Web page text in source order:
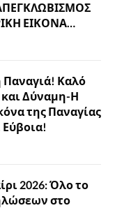
ΕΙΚΟΝΑ…
Παναγιά! Καλό
Δύναμη-Η
της Παναγίας
Εύβοια!
2026: Όλο το
στο